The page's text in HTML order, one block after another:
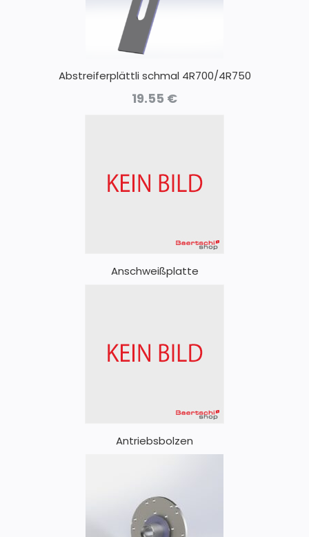
Abstreiferplättli schmal 4R700/4R750
19.55 €
Anschweißplatte
Antriebsbolzen